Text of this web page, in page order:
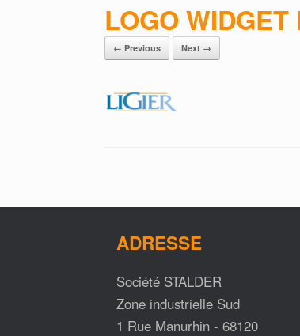
LOGO WIDGET
← Previous Next →
ADRESSE
Société STALDER
Zone industrielle Sud
1 Rue Manurhin - 68120